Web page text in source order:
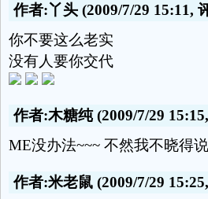
作者:丫头 (2009/7/29 15:11,
你不要这么老实
没有人要你交代
作者:木糖纯(2009/7/29
ME没办法~~~ 不然我不晓得
作者:米老鼠 (2009/7/29